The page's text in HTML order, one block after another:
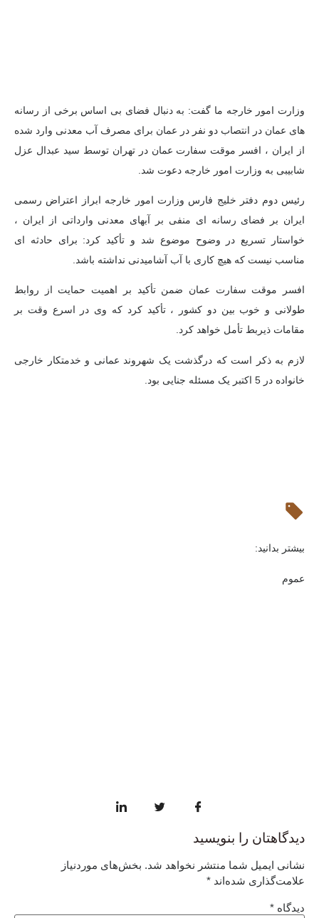
وزارت امور خارجه ما گفت: به دنبال فضای بی اساس برخی از رسانه
های عمان در انتصاب دو نفر در عمان برای مصرف آب معدنی وارد شده
از ایران ، افسر موقت سفارت عمان در تهران توسط سید عبدال عزل
شابیبی به وزارت امور خارجه دعوت شد.
رئیس دوم دفتر خلیج فارس وزارت امور خارجه ابراز اعتراض رسمی
ایران بر فضای رسانه ای منفی بر آبهای معدنی وارداتی از ایران ،
خواستار تسریع در وضوح موضوع شد و تأکید کرد: برای حادثه ای
مناسب نیست که هیچ کاری با آب آشامیدنی نداشته باشد.
افسر موقت سفارت عمان ضمن تأکید بر اهمیت حمایت از روابط
طولانی و خوب بین دو کشور ، تأکید کرد که وی در اسرع وقت بر
مقامات ذیربط تأمل خواهد کرد.
لازم به ذکر است که درگذشت یک شهروند عمانی و خدمتکار خارجی
خانواده در 5 اکتبر یک مسئله جنایی بود.
بیشتر بدانید:
عموم
دیدگاهتان را بنویسید
نشانی ایمیل شما منتشر نخواهد شد. بخش‌های موردنیاز
علامت‌گذاری شده‌اند *
دیدگاه *